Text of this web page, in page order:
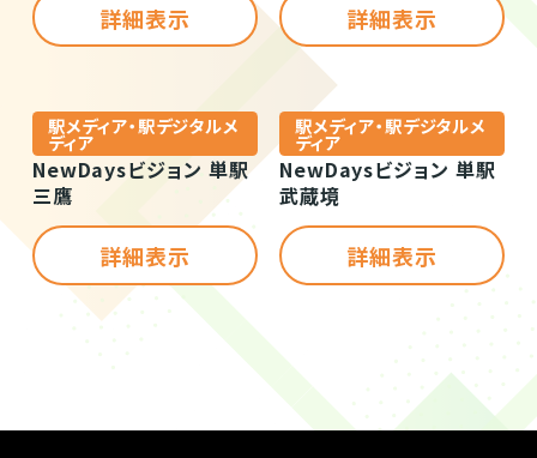
詳細表示 詳細表示
駅メディア・駅デジタルメ
ディア
NewDaysビジョン 単駅
三鷹
詳細表示
駅メディア・駅デジタルメ
ディア
NewDaysビジョン 単駅
武蔵境
詳細表示